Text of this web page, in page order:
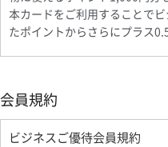
本カードをご利用することで
たポイントからさらにプラス
会員規約
ビジネスご優待会員規約